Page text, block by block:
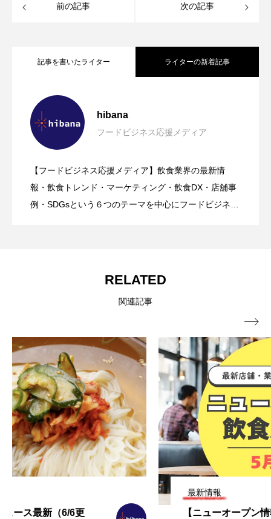
前の記事 次の記事
記事を書いたライター ライターの新着記事
hibana
フードビジネス応援メディア
【フードビジネス応援メディア】飲食業界の最新情
報・飲食トレンド・マーケティング・飲食DX・店舖事
例・SDGsという６つのテーマを中心にフードビジネ
2026.08.07
2026.08.07
ードビジネス専用の商品・サービス紹介
2026.08.06 【2026年グルメトレンド】旨辛ブーム本
RELATED
関連記事
【ニューオープン情報】注目の飲食店情
